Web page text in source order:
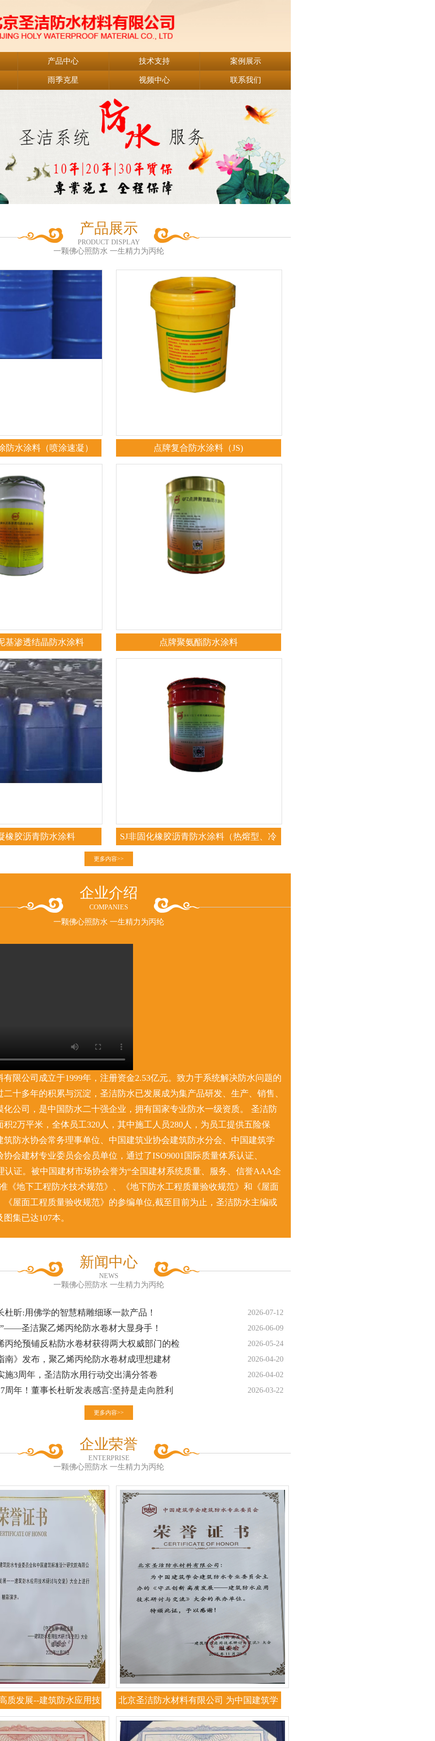
产品中心 技术支持 案例展示
雨季克星 视频中心 联系我们
产品展示
PRODUCT DISPLAY
一颗佛心照防水 一生精力为丙纶
防水涂料（喷涂速凝） 点牌复合防水涂料（JS)
基渗透结晶防水涂料 点牌聚氨酯防水涂料
橡胶沥青防水涂料
SJ非固化橡胶沥青防水涂料（热熔型、冷
更多内容>>
企业介绍
COMPANIES
一颗佛心照防水 一生精力为丙纶
限公司成立于1999年，注册资金2.53亿元。致力于系统解决防水问题的
十多年的积累与沉淀，圣洁防水已发展成为集产品研发、生产、销售、
化公司，是中国防水二十强企业，拥有国家专业防水一级资质。 圣洁防
2万平米，全体员工320人，其中施工人员280人，为员工提供五险保
筑防水协会常务理事单位、中国建筑业协会建筑防水分会、中国建筑学
会建材专业委员会会员单位，通过了ISO9001国际质量体系认证、
认证。被中国建材市场协会誉为“全国建材系统质量、服务、信誉AAA企
《地下工程防水技术规范》、《地下防水工程质量验收规范》和《屋面
《屋面工程质量验收规范》的参编单位,截至目前为止，圣洁防水主编或
集已达107本。
新闻中心
NEWS
一颗佛心照防水 一生精力为丙纶
杜昕:用佛学的智慧精雕细琢一款产品！ 2026-07-12
圣洁聚乙烯丙纶防水卷材大显身手！ 2026-06-09
丙纶预铺反粘防水卷材获得两大权威部门的检 2026-05-24
南》发布，聚乙烯丙纶防水卷材成理想建材 2026-04-20
施3周年，圣洁防水用行动交出满分答卷 2026-04-02
周年！董事长杜昕发表感言:坚持是走向胜利 2026-03-22
更多内容>>
企业荣誉
ENTERPRISE
一颗佛心照防水 一生精力为丙纶
质发展--建筑防水应用技
北京圣洁防水材料有限公司 为中国建筑学
会